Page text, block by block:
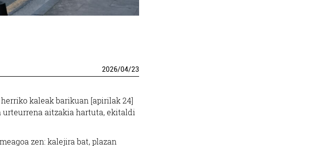
2026/04/23
kaleak barikuan [apirilak 24]
urteurrena aitzakia hartuta, ekitaldi
zen: kalejira bat, plazan